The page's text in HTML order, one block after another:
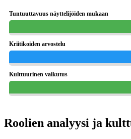
Tuntuuttavuus näyttelijöiden mukaan
Kriitikoiden arvostelu
Kulttuurinen vaikutus
Roolien analyysi ja